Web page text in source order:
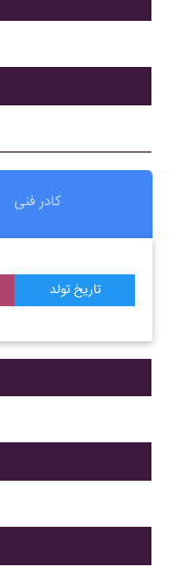
کادر فنی
تاریخ تولد